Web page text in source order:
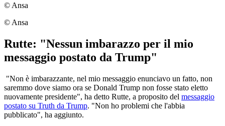
© Ansa
© Ansa
Rutte: "Nessun imbarazzo per il mio
messaggio postato da Trump"
"Non è imbarazzante, nel mio messaggio enunciavo un fatto, non
saremmo dove siamo ora se Donald Trump non fosse stato eletto
nuovamente presidente", ha detto Rutte, a proposito del messaggio
postato su Truth da Trump. "Non ho problemi che l'abbia
pubblicato", ha aggiunto.